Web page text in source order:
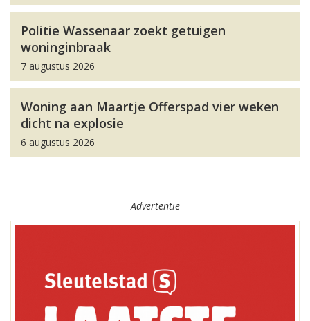
Politie Wassenaar zoekt getuigen
woninginbraak
7 augustus 2026
Woning aan Maartje Offerspad vier weken
dicht na explosie
6 augustus 2026
Advertentie